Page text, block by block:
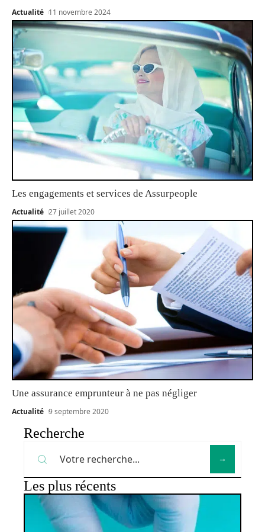
Actualité 11 novembre 2024
Les engagements et services de Assurpeople
Actualité 27 juillet 2020
Une assurance emprunteur à ne pas négliger
Actualité 9 septembre 2020
Recherche
Les plus récents